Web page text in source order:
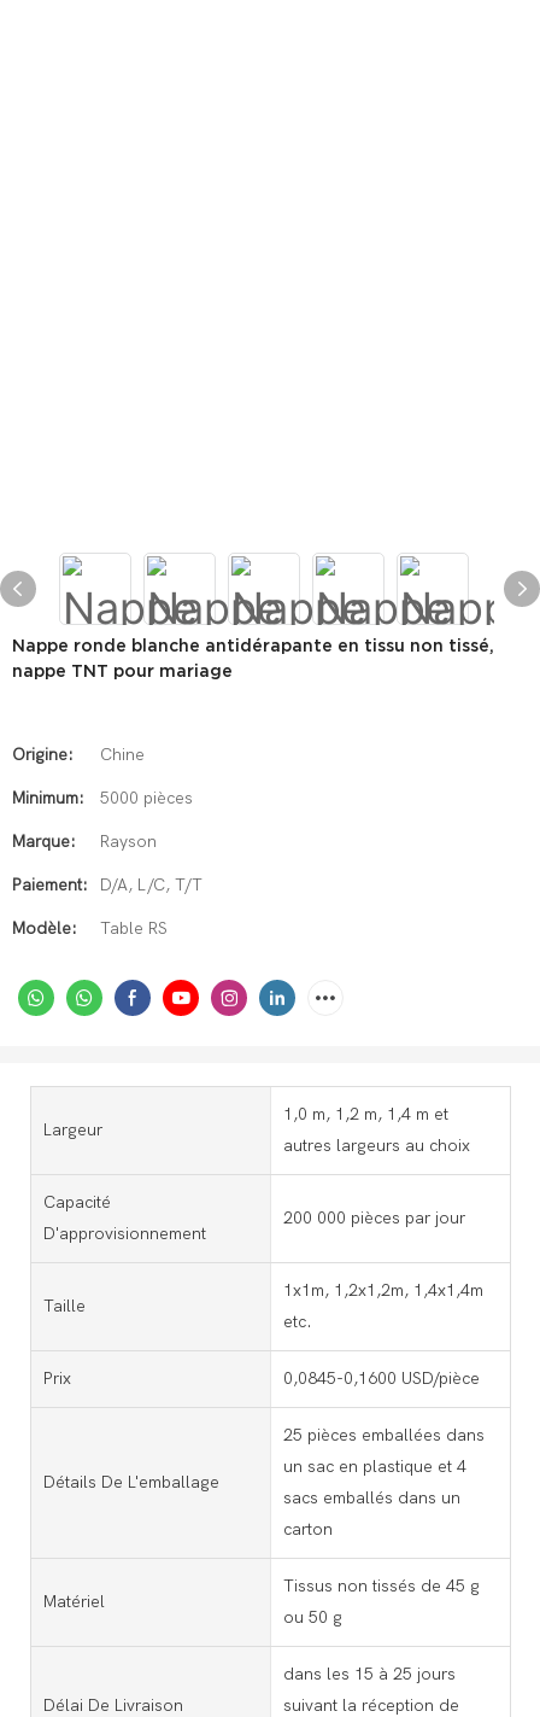
Nappe ronde blanche antidérapante en tissu non tissé,
nappe TNT pour mariage
Origine: Chine
Minimum: 5000 pièces
Marque: Rayson
Paiement: D/A, L/C, T/T
Modèle: Table RS
Largeur
1,0 m, 1,2 m, 1,4 m et
autres largeurs au choix
Capacité
D'approvisionnement
200 000 pièces par jour
Taille
1x1m, 1,2x1,2m, 1,4x1,4m
etc.
Prix 0,0845-0,1600 USD/pièce
Détails De L'emballage
25 pièces emballées dans
un sac en plastique et 4
sacs emballés dans un
carton
Matériel
Tissus non tissés de 45 g
ou 50 g
Délai De Livraison
dans les 15 à 25 jours
suivant la réception de